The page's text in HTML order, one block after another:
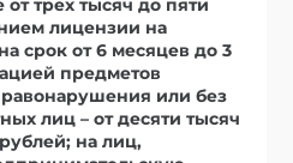
трех тысяч до пяти
лицензии на
срок от 6 месяцев до 3
предметов
или без
лиц – от десяти тысяч
на лиц,